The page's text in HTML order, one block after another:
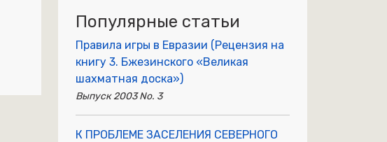
Популярные статьи
Правила игры в Евразии (Рецензия на
книгу 3. Бжезинского «Великая
шахматная доска»)
Выпуск 2003 No. 3
К ПРОБЛЕМЕ ЗАСЕЛЕНИЯ СЕВЕРНОГО